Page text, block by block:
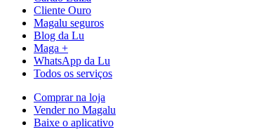
Cliente Ouro
Magalu seguros
Blog da Lu
Maga +
WhatsApp da Lu
Todos os serviços
Comprar na loja
Vender no Magalu
Baixe o aplicativo